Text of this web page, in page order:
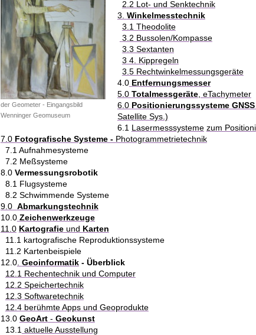
der Geometer - Eingangsbild
Wenninger Geomuseum
2.2 Lot- und Senktechnik
3. Winkelmesstechnik
3.1 Theodolite
3.2 Bussolen/Kompasse
3.3 ​Sextanten
3 4. Kippregeln
3.5 Rechtwinkelmessungsgeräte
4.0 Entfernungsmesser
5.0 Totalmessgeräte, eTachymeter
6.0 Positionierungssysteme GNSS
Satellite Sys.)
6.1 Lasermesssysteme zum
7.0 Fotografische Systeme - Photogrammetrietechnik
7.1 Aufnahmesysteme
7.2 Meßsysteme
8.0 Vermessungsrobotik
8.1 Flugsysteme
8.2 Schwimmende Systeme
9.0 Abmarkungstechnik
10.0 Zeichenwerkzeuge
11.0 Kartografieund Karten
11.1 kartografische Reproduktionssysteme
11.2 Kartenbeispiele
12.0. Geoinformatik- Überblick
12.1 Rechentechnik und Computer
12.2 Speichertechnik
12.3 Softwaretechnik
12.4 berühmte Apps und Geoprodukte
13.0 GeoArt- Geokunst
13.1aktuelle Ausstellung